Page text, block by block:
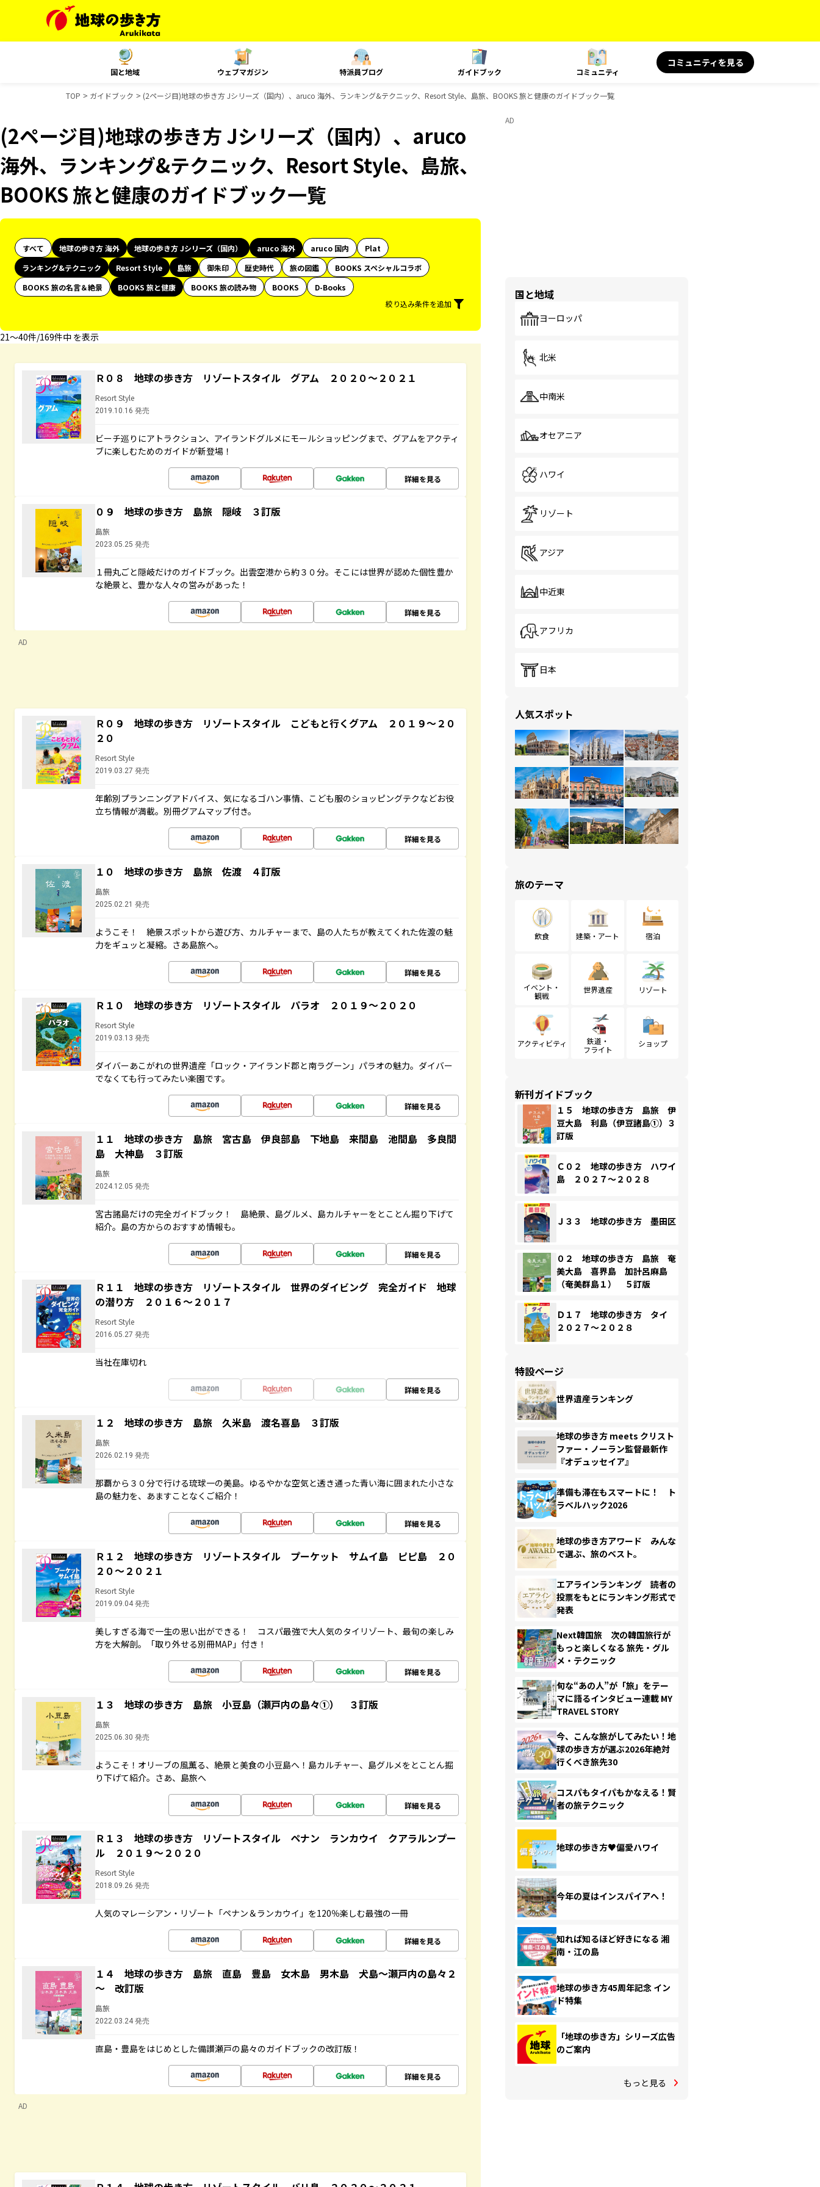
国と地域 ウェブマガジン 特派員ブログ ガイドブック コミュニティ
コミュニティを見る
TOP ガイドブック (2ページ目)地球の歩き方 Jシリーズ（国内）、aruco 海外、ランキング&テクニック、Resort Style、島旅、BOOKS 旅と健康のガイドブック一覧
(2ページ目)地球の歩き方 Jシリーズ（国内）、aruco
海外、ランキング&テクニック、Resort Style、島旅、
BOOKS 旅と健康のガイドブック一覧
すべて 地球の歩き方 海外 地球の歩き方 Jシリーズ（国内） aruco 海外 aruco 国内
Plat
ランキング&テクニック
Resort Style 島旅 御朱印 歴史時代 旅の図鑑
BOOKS スペシャルコラボ
BOOKS 旅の名言＆絶景
BOOKS 旅と健康 BOOKS 旅の読み物 BOOKS
D-Books
絞り込み条件を追加
21〜40件/169件中 を表示
Ｒ０８ 地球の歩き方 リゾートスタイル グアム ２０２０～２０２１
Resort Style
2019.10.16 発売
ビーチ巡りにアトラクション、アイランドグルメにモールショッピングまで、グアムをアクティ
ブに楽しむためのガイドが新登場！
詳細を見る
０９ 地球の歩き方 島旅 隠岐 ３訂版
島旅
2023.05.25 発売
１冊丸ごと隠岐だけのガイドブック。出雲空港から約３０分。そこには世界が認めた個性豊か
な絶景と、豊かな人々の営みがあった！
詳細を見る
AD
Ｒ０９ 地球の歩き方 リゾートスタイル こどもと行くグアム ２０１９～２０
２０
Resort Style
2019.03.27 発売
年齢別プランニングアドバイス、気になるゴハン事情、こども服のショッピングテクなどお役
立ち情報が満載。別冊グアムマップ付き。
詳細を見る
１０ 地球の歩き方 島旅 佐渡 ４訂版
島旅
2025.02.21 発売
ようこそ！ 絶景スポットから遊び方、カルチャーまで、島の人たちが教えてくれた佐渡の魅
力をギュッと凝縮。さあ島旅へ。
詳細を見る
Ｒ１０ 地球の歩き方 リゾートスタイル パラオ ２０１９～２０２０
Resort Style
2019.03.13 発売
ダイバーあこがれの世界遺産「ロック・アイランド郡と南ラグーン」パラオの魅力。ダイバー
でなくても行ってみたい楽園です。
詳細を見る
１１ 地球の歩き方 島旅 宮古島 伊良部島 下地島 来間島 池間島 多良間
島 大神島 ３訂版
島旅
2024.12.05 発売
宮古諸島だけの完全ガイドブック！ 島絶景、島グルメ、島カルチャーをとことん掘り下げて
紹介。島の方からのおすすめ情報も。
詳細を見る
Ｒ１１ 地球の歩き方 リゾートスタイル 世界のダイビング 完全ガイド 地球
の潜り方 ２０１６～２０１７
Resort Style
2016.05.27 発売
当社在庫切れ
詳細を見る
１２ 地球の歩き方 島旅 久米島 渡名喜島 ３訂版
島旅
2026.02.19 発売
那覇から３０分で行ける琉球一の美島。ゆるやかな空気と透き通った青い海に囲まれた小さな
島の魅力を、あますことなくご紹介！
詳細を見る
Ｒ１２ 地球の歩き方 リゾートスタイル プーケット サムイ島 ピピ島 ２０
２０～２０２１
Resort Style
2019.09.04 発売
美しすぎる海で一生の思い出ができる！ コスパ最強で大人気のタイリゾート、最旬の楽しみ
方を大解剖。「取り外せる別冊MAP」付き！
詳細を見る
１３ 地球の歩き方 島旅 小豆島（瀬戸内の島々①） ３訂版
島旅
2025.06.30 発売
ようこそ！オリーブの風薫る、絶景と美食の小豆島へ！島カルチャー、島グルメをとことん掘
り下げて紹介。さあ、島旅へ
詳細を見る
Ｒ１３ 地球の歩き方 リゾートスタイル ペナン ランカウイ クアラルンプー
ル ２０１９～２０２０
Resort Style
2018.09.26 発売
人気のマレーシアン・リゾート「ペナン＆ランカウイ」を120％楽しむ最強の一冊
詳細を見る
１４ 地球の歩き方 島旅 直島 豊島 女木島 男木島 犬島～瀬戸内の島々２
～ 改訂版
島旅
2022.03.24 発売
直島・豊島をはじめとした備讃瀬戸の島々のガイドブックの改訂版！
詳細を見る
AD
AD
国と地域
ヨーロッパ
北米
中南米
オセアニア
ハワイ
リゾート
アジア
中近東
アフリカ
日本
人気スポット
旅のテーマ
飲食 建築・アート 宿泊
イベント・
観戦
世界遺産 リゾート
アクティビティ
鉄道・
フライト
ショップ
新刊ガイドブック
１５ 地球の歩き方 島旅 伊
豆大島 利島（伊豆諸島①）３
訂版
Ｃ０２ 地球の歩き方 ハワイ
島 ２０２７～２０２８
Ｊ３３ 地球の歩き方 墨田区
０２ 地球の歩き方 島旅 奄
美大島 喜界島 加計呂麻島
（奄美群島１） ５訂版
Ｄ１７ 地球の歩き方 タイ
２０２７～２０２８
特設ページ
世界遺産ランキング
地球の歩き方 meets クリスト
ファー・ノーラン監督最新作
『オデュッセイア』
準備も滞在もスマートに！ ト
ラベルハック2026
地球の歩き方アワード みんな
で選ぶ、旅のベスト。
エアラインランキング 読者の
投票をもとにランキング形式で
発表
Next韓国旅 次の韓国旅行が
もっと楽しくなる 旅先・グル
メ・テクニック
旬な“あの人”が「旅」をテー
マに語るインタビュー連載 MY
TRAVEL STORY
今、こんな旅がしてみたい！地
球の歩き方が選ぶ2026年絶対
行くべき旅先30
コスパもタイパもかなえる！賢
者の旅テクニック
地球の歩き方♥偏愛ハワイ
今年の夏はインスパイアへ！
知れば知るほど好きになる 湘
南・江の島
地球の歩き方45周年記念 イン
ド特集
「地球の歩き方」シリーズ広告
のご案内
もっと見る